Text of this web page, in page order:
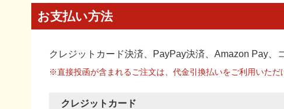
お支払い方法
クレジットカード決済、PayPay決済 、Amazon Pay、
※直接投函が含まれるご注文は、代金引換払いをご利用いただ
クレジットカード